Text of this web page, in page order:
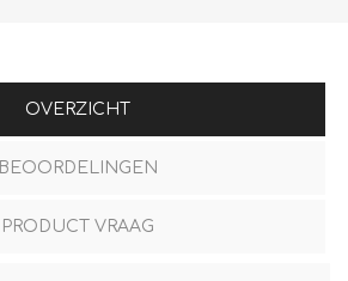
OVERZICHT
BEOORDELINGEN
PRODUCT VRAAG